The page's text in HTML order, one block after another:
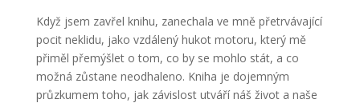
Když jsem zavřel knihu, zanechala ve mně přetrvávající
pocit neklidu, jako vzdálený hukot motoru, který mě
přiměl přemýšlet o tom, co by se mohlo stát, a co
možná zůstane neodhaleno. Kniha je dojemným
průzkumem toho, jak závislost utváří náš život a naše